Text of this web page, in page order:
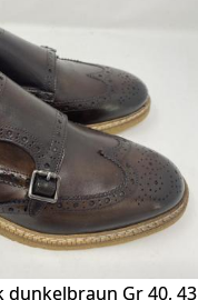
dunkelbraun Gr 40, 43